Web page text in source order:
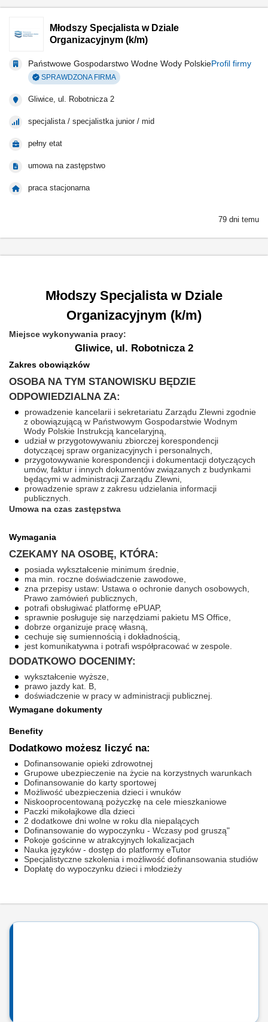
Młodszy Specjalista w Dziale
Organizacyjnym (k/m)
Państwowe Gospodarstwo Wodne Wody PolskieProfil firmy
SPRAWDZONA FIRMA
Gliwice, ul. Robotnicza 2
specjalista / specjalistka junior / mid
pełny etat
umowa na zastępstwo
praca stacjonarna
79 dni temu
Młodszy Specjalista w Dziale
Organizacyjnym (k/m)
Miejsce wykonywania pracy:
Gliwice, ul. Robotnicza 2
Zakres obowiązków
OSOBA NA TYM STANOWISKU BĘDZIE
ODPOWIEDZIALNA ZA:
prowadzenie kancelarii i sekretariatu Zarządu Zlewni zgodnie
z obowiązującą w Państwowym Gospodarstwie Wodnym
Wody Polskie Instrukcją kancelaryjną,
udział w przygotowywaniu zbiorczej korespondencji
dotyczącej spraw organizacyjnych i personalnych,
przygotowywanie korespondencji i dokumentacji dotyczących
umów, faktur i innych dokumentów związanych z budynkami
będącymi w administracji Zarządu Zlewni,
prowadzenie spraw z zakresu udzielania informacji
publicznych.
Umowa na czas zastępstwa
Wymagania
CZEKAMY NA OSOBĘ, KTÓRA:
posiada wykształcenie minimum średnie,
ma min. roczne doświadczenie zawodowe,
zna przepisy ustaw: Ustawa o ochronie danych osobowych,
Prawo zamówień publicznych,
potrafi obsługiwać platformę ePUAP,
sprawnie posługuje się narzędziami pakietu MS Office,
dobrze organizuje pracę własną,
cechuje się sumiennością i dokładnością,
jest komunikatywna i potrafi współpracować w zespole.
DODATKOWO DOCENIMY:
wykształcenie wyższe,
prawo jazdy kat. B,
doświadczenie w pracy w administracji publicznej.
Wymagane dokumenty
Benefity
Dodatkowo możesz liczyć na:
Dofinansowanie opieki zdrowotnej
Grupowe ubezpieczenie na życie na korzystnych warunkach
Dofinansowanie do karty sportowej
Możliwość ubezpieczenia dzieci i wnuków
Niskooprocentowaną pożyczkę na cele mieszkaniowe
Paczki mikołajkowe dla dzieci
2 dodatkowe dni wolne w roku dla niepalących
Dofinansowanie do wypoczynku - Wczasy pod gruszą"
Pokoje gościnne w atrakcyjnych lokalizacjach
Nauka języków - dostęp do platformy eTutor
Specjalistyczne szkolenia i możliwość dofinansowania studiów
Dopłatę do wypoczynku dzieci i młodzieży